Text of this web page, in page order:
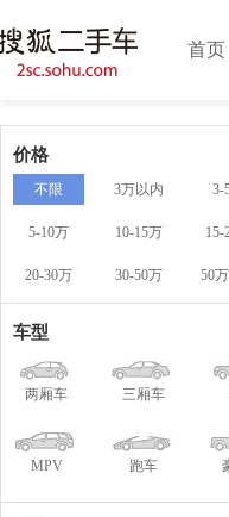
首页
价格
不限 3万以内 3-
5-10万 10-15万 15-
20-30万 30-50万 50
车型
两厢车 三厢车
MPV 跑车